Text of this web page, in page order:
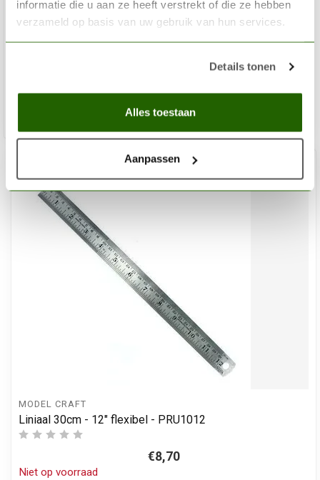
informatie die u aan ze heeft verstrekt of die ze hebben
verzameld op basis van uw gebruik van hun services.
Details tonen
Alles toestaan
Aanpassen
SCENERY WORKSHOP
Afbreekmes
MODEL CRAFT
Liniaal 30cm - 12" flexibel - PRU1012
€8,70
Niet op voorraad